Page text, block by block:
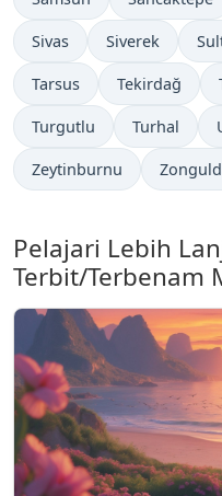
Sivas Siverek
Tarsus Tekirdağ
Turgutlu Turhal
Zeytinburnu
Pelajari Lebih
Terbit/Terbenam